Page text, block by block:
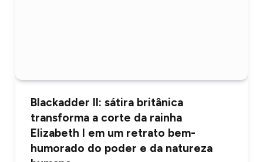
Blackadder II: sátira britânica
transforma a corte da rainha
Elizabeth I em um retrato bem-
humorado do poder e da natureza